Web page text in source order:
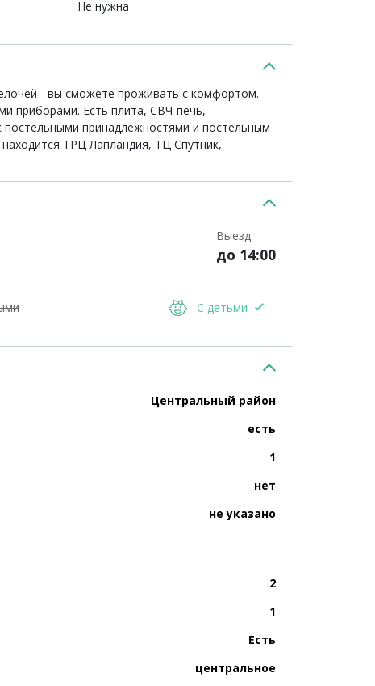
Не нужна
- вы сможете проживать с комфортом.
приборами. Есть плита, СВЧ-печь,
постельными принадлежностями и постельным
ТРЦ Лапландия, ТЦ Спутник,
Выезд
до 14:00
С детьми
Центральный район
есть
1
нет
не указано
2
1
Есть
центральное